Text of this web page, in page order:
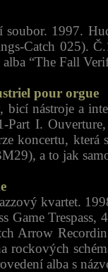
soubor. 1997.
Catch 025).
“The Fall
pour orgue
bicí nástroje a
Part I.
koncertu,
a to jak
kvartet.
Game
Arrow
rockových
alba s